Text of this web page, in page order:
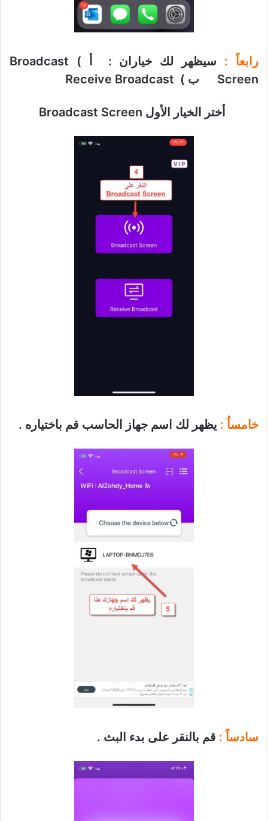
رابعاً :
سيظهر لك خياران : أ ) Broadcast
Screen ب ) Receive Broadcast
أختر الخيار الأول Broadcast Screen
خامساُ : يظهر لك اسم جهاز الحاسب قم باختياره .
سادساً : قم بالنقر على بدء البث .